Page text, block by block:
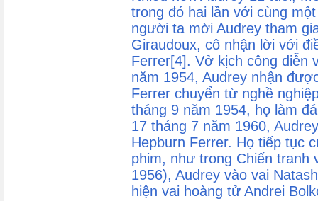
trong đó hai lần với cùng
người ta mời Audrey tham
Giraudoux, cô nhận lời với
Ferrer[4]. Vở kịch công diễn
năm 1954, Audrey nhận
Ferrer chuyển từ nghề
tháng 9 năm 1954, họ làm
17 tháng 7 năm 1960,
Hepburn Ferrer. Họ tiếp tục
phim, như trong Chiến tranh
1956), Audrey vào vai
hiện vai hoàng tử Andrei